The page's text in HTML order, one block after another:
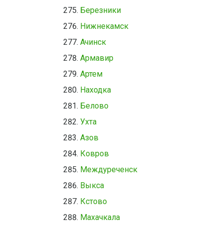
Березники
Нижнекамск
Ачинск
Армавир
Артем
Находка
Белово
Ухта
Азов
Ковров
Междуреченск
Выкса
Кстово
Махачкала